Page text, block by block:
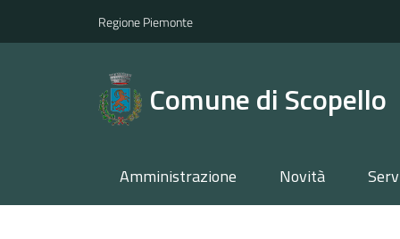
Regione Piemonte
Comune di Scopello
Amministrazione Novità